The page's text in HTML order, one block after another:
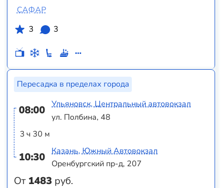
САФАР
3
3
Пересадка в пределах города
08:00
3 ч 30 м
10:30
От 1483 руб.
Ульяновск, Центральный автовокзал
ул. Полбина, 48
Казань, Южный Автовокзал
Оренбургский пр-д, 207